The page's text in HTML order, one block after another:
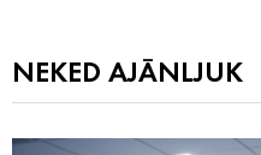
NEKED AJÁNLJUK